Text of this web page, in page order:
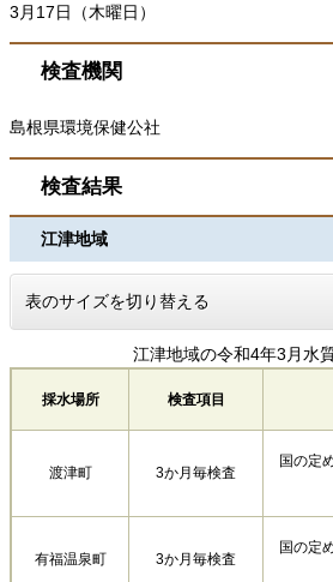
3月17日（木曜日）
検査機関
島根県環境保健公社
検査結果
江津地域
表のサイズを切り替える
江津地域の令和4年3月水
採水場所 検査項目
渡津町 3か月毎検査
国の定
有福温泉町 3か月毎検査
国の定